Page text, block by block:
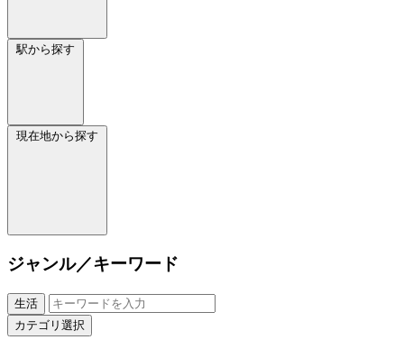
駅から探す
現在地から探す
ジャンル／キーワード
生活
カテゴリ選択